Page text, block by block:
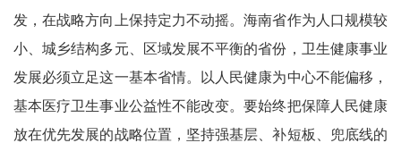
发，在战略方向上保持定力不动摇。海南省作为人口规模较
小、城乡结构多元、区域发展不平衡的省份，卫生健康事业
发展必须立足这一基本省情。以人民健康为中心不能偏移，
基本医疗卫生事业公益性不能改变。要始终把保障人民健康
放在优先发展的战略位置，坚持强基层、补短板、兜底线的